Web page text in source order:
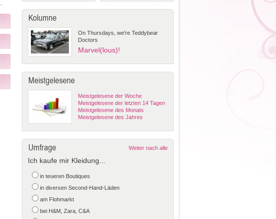
Kolumne
On Thursdays, we're Teddybear
Doctors
Marvel(lous)!
Meistgelesene
Meistgelesene der Woche
Meistgelesene der letzten 14 Tagen
Meistgelesene des Monats
Meistgelesene des Jahres
Umfrage Weiter nach alle
Ich kaufe mir Kleidung...
in teueren Boutiques
in diversen Second-Hand-Läden
am Flohmarkt
bei H&M, Zara, C&A